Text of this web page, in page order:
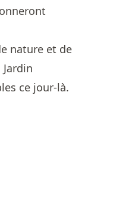
nature et de
ce jour-là.